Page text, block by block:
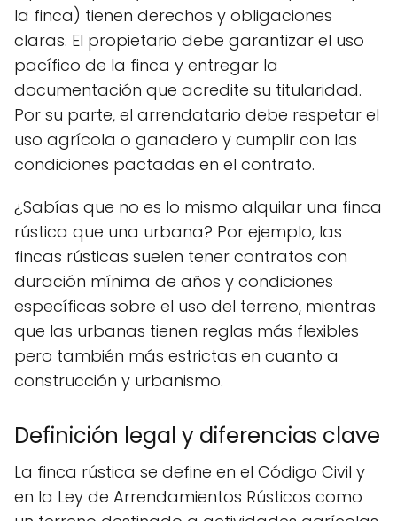
la finca) tienen derechos y obligaciones
claras. El propietario debe garantizar el uso
pacífico de la finca y entregar la
documentación que acredite su titularidad.
Por su parte, el arrendatario debe respetar el
uso agrícola o ganadero y cumplir con las
condiciones pactadas en el contrato.
¿Sabías que no es lo mismo alquilar una finca
rústica que una urbana? Por ejemplo, las
fincas rústicas suelen tener contratos con
duración mínima de años y condiciones
específicas sobre el uso del terreno, mientras
que las urbanas tienen reglas más flexibles
pero también más estrictas en cuanto a
construcción y urbanismo.
Definición legal y diferencias clave
La finca rústica se define en el Código Civil y
en la Ley de Arrendamientos Rústicos como